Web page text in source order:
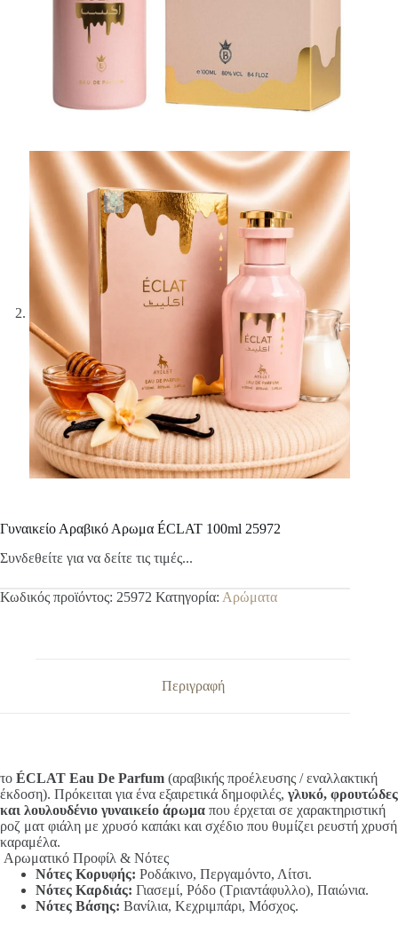
Γυναικείο Αραβικό Αρωμα ÉCLAT 100ml 25972
Συνδεθείτε για να δείτε τις τιμές...
Κωδικός προϊόντος: 25972 Κατηγορία: Αρώματα
Περιγραφή
το ÉCLAT Eau De Parfum (αραβικής προέλευσης / εναλλακτική
έκδοση). Πρόκειται για ένα εξαιρετικά δημοφιλές, γλυκό, φρουτώδες
και λουλουδένιο γυναικείο άρωμα που έρχεται σε χαρακτηριστική
ροζ ματ φιάλη με χρυσό καπάκι και σχέδιο που θυμίζει ρευστή χρυσή
καραμέλα.
Αρωματικό Προφίλ & Νότες
Νότες Κορυφής: Ροδάκινο, Περγαμόντο, Λίτσι.
Νότες Καρδιάς: Γιασεμί, Ρόδο (Τριαντάφυλλο), Παιώνια.
Νότες Βάσης: Βανίλια, Κεχριμπάρι, Μόσχος.